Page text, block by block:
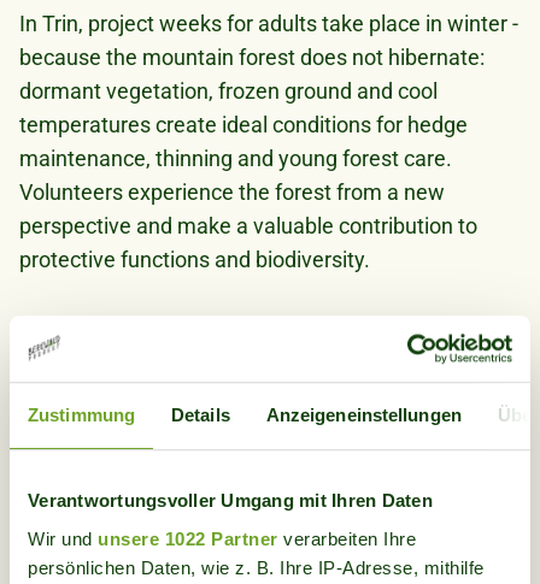
Zustimmung Details Anzeigeneinstellungen
Verantwortungsvoller Umgang mit Ihren Daten
Wir und unsere 1022 Partner verarbeiten Ihre
persönlichen Daten, wie z. B. Ihre IP-Adresse, mithilfe
In Trin, project weeks for adults take place in winter -
because the mountain forest does not hibernate:
dormant vegetation, frozen ground and cool
temperatures create ideal conditions for hedge
maintenance, thinning and young forest care.
Volunteers experience the forest from a new
perspective and make a valuable contribution to
protective functions and biodiversity.
Bergwaldprojekt volunteers work throughout the
Over 25 project weeks are implemented every year:
adults.
What you can expect